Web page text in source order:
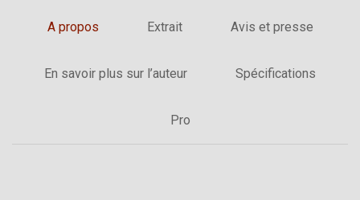
A propos Extrait Avis et presse
En savoir plus sur l’auteur Spécifications
Pro